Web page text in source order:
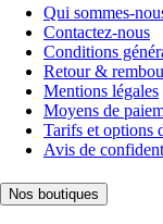
Qui sommes-
Contactez-nous
Conditions
Retour &
Mentions légales
Moyens de
Tarifs et options
Avis de
Nos boutiques